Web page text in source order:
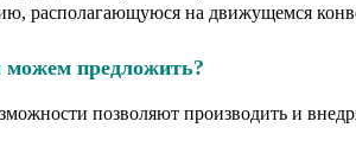
располагающуюся на движущемся
предложить?
позволяют производить и